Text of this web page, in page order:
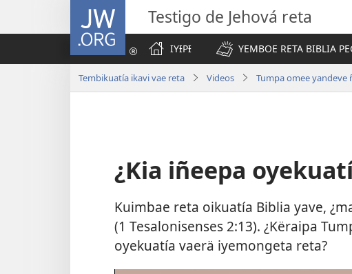
JW.ORG Testigo de Jehová reta
IYƗPƗ
YEMBOE RETA BIBLIA
Tembikuatía ikavi vae reta Videos Tumpa omee yandeve
¿Kia iñeepa
Kuimbae reta oikuatía Biblia yave,
(1 Tesalonisenses 2:13). ¿Këraipa
oyekuatía vaerä iyemongeta reta?